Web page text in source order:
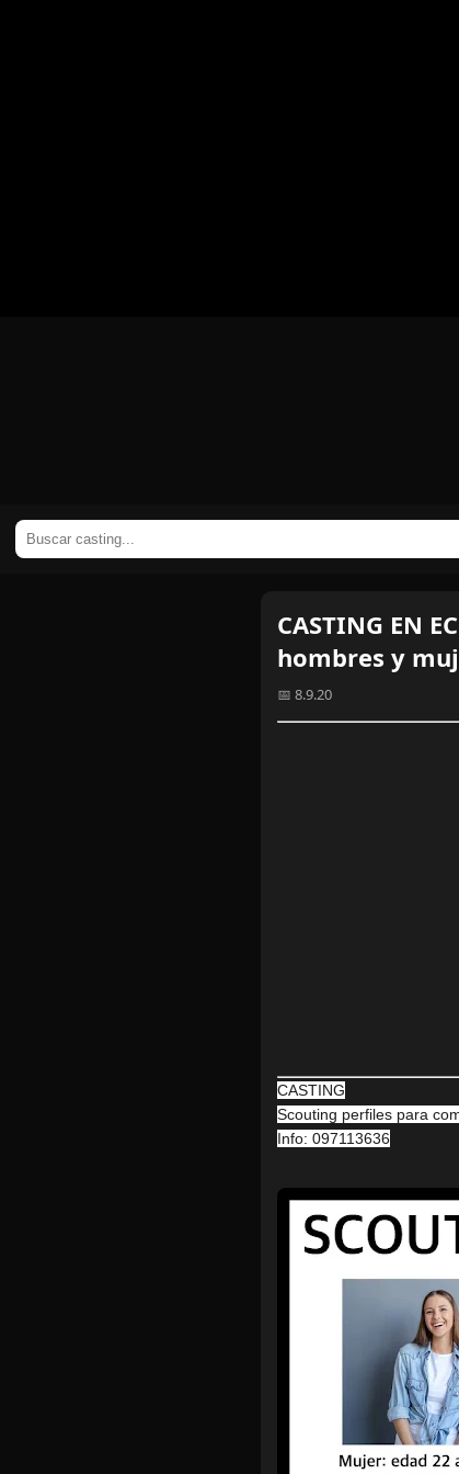
CASTING EN
hombres y
📅 8.9.20
CASTING
Scouting perfiles para
Info: 097113636